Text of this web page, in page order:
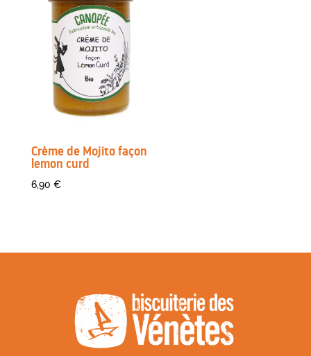
Crème de Mojito façon
lemon curd
6,90 €